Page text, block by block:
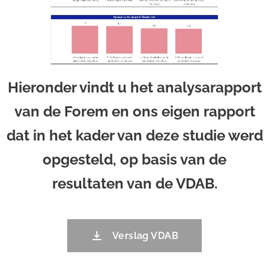
Hieronder vindt u het analysarapport
van de Forem en ons eigen rapport
dat in het kader van deze studie werd
opgesteld, op basis van de
resultaten van de VDAB.
Verslag VDAB